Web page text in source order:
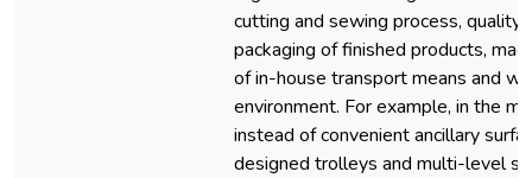
cutting and sewing process, quality
packaging of finished products,
of in-house transport means and
environment. For example, in the
instead of convenient ancillary
designed trolleys and multi-level